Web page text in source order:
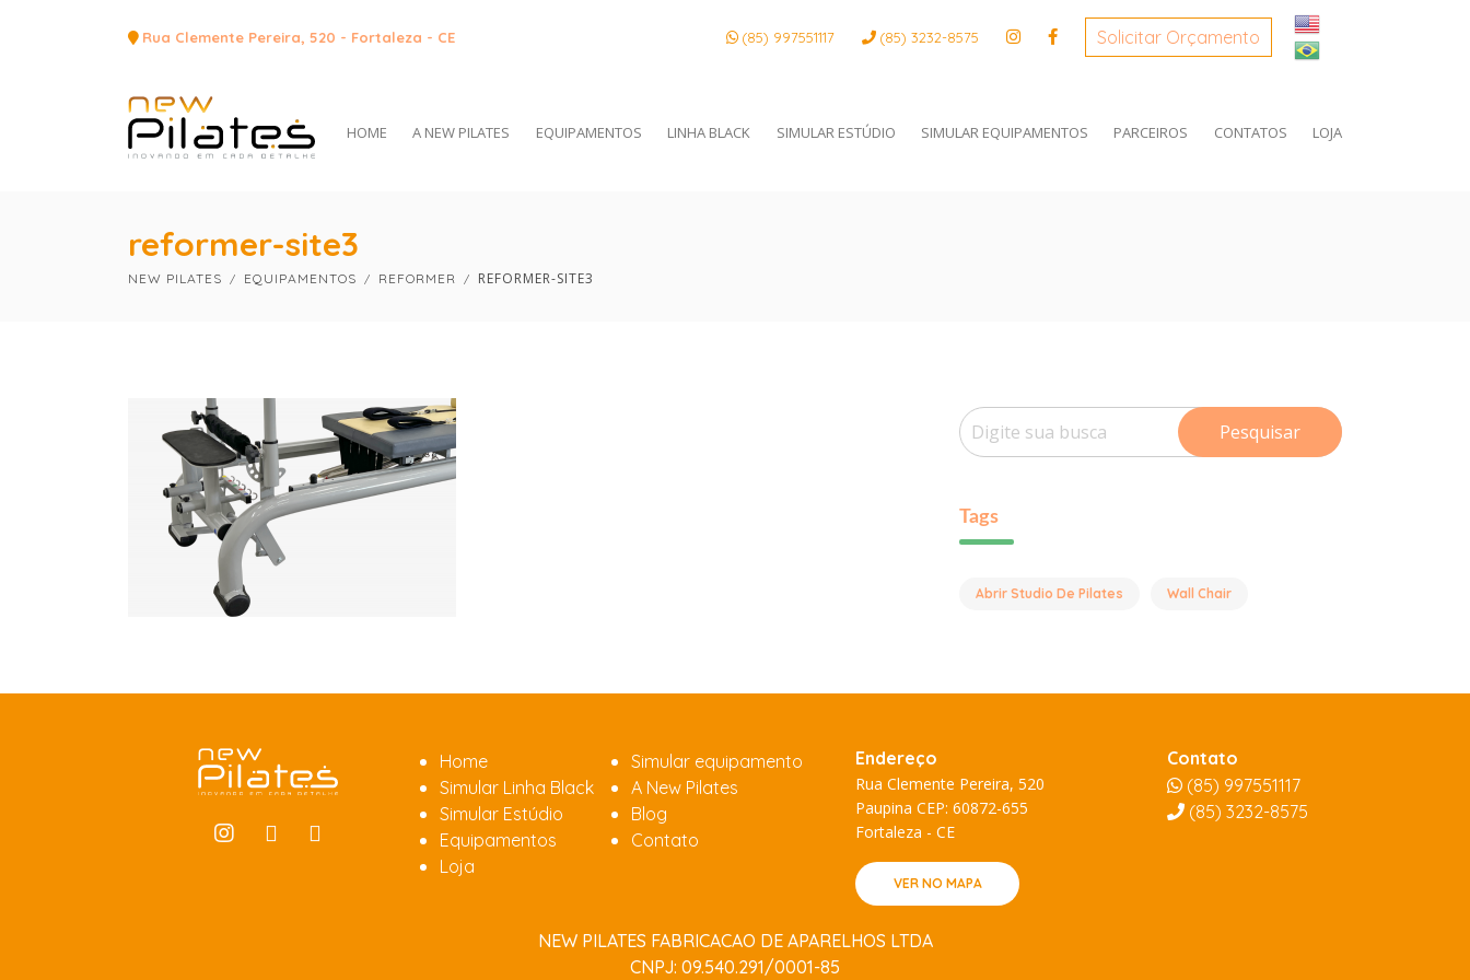
Rua Clemente Pereira, 520 - Fortaleza - CE (85) 997551117 (85) 3232-8575 Solicitar Orçamento
HOME A NEW PILATES EQUIPAMENTOS LINHA BLACK SIMULAR ESTÚDIO SIMULAR EQUIPAMENTOS PARCEIROS CONTATOS LOJA
reformer-site3
NEW PILATES EQUIPAMENTOS REFORMER REFORMER-SITE3
Pesquisar
Tags
Abrir Studio De Pilates Wall Chair
Home
Simular equipamento
Simular Linha Black
A New Pilates
Simular Estúdio
Blog
Equipamentos
Contato
Loja
Endereço
Rua Clemente Pereira, 520
Paupina CEP: 60872-655
Fortaleza - CE
VER NO MAPA
Contato
(85) 997551117
(85) 3232-8575
NEW PILATES FABRICACAO DE APARELHOS LTDA
CNPJ: 09.540.291/0001-85